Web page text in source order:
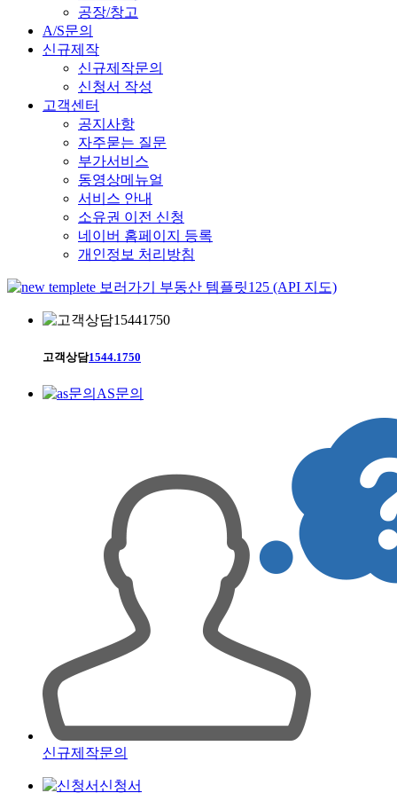
공장/창고
A/S문의
신규제작
신규제작문의
신청서 작성
고객센터
공지사항
자주묻는 질문
부가서비스
동영상메뉴얼
서비스 안내
소유권 이전 신청
네이버 홈페이지 등록
개인정보 처리방침
부동산 템플릿125 (API 지도)
고객상담1544.1750
AS문의
신규제작문의
신청서